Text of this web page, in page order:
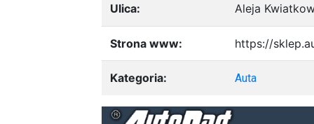
Ulica: Aleja
Strona www: https://
Kategoria: Auta